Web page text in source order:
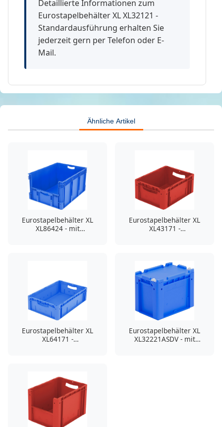
Detaillierte Informationen zum
Eurostapelbehälter XL XL32121 -
Standardausführung erhalten Sie
jederzeit gern per Telefon oder E-
Mail.
Ähnliche Artikel
Eurostapelbehälter XL
XL86424 - mit
Eurostapelbehälter XL
XL43171 -
Eurostapelbehälter XL
XL64171 -
Eurostapelbehälter XL
XL32221ASDV - mit